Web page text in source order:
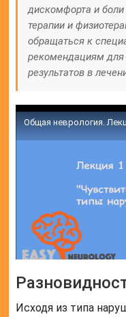
дискомфорта и
терапии и
обращаться к
рекомендациям
результатов в
Исходя из типа